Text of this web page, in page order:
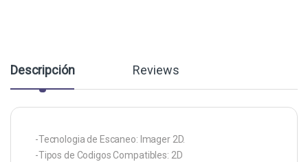
Descripción Reviews
-Tecnologia de Escaneo: Imager 2D.
-Tipos de Codigos Compatibles: 2D